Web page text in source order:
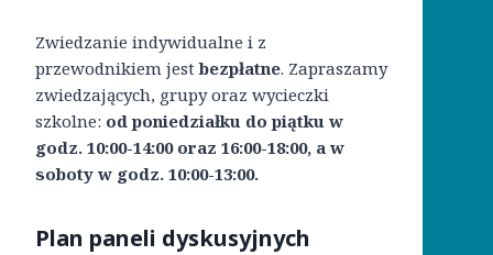
Zwiedzanie indywidualne i z
przewodnikiem jestbezpłatne. Zapraszamy
zwiedzających, grupy oraz wycieczki
szkolne: od poniedziałku do piątku w
godz. 10:00-14:00 oraz 16:00-18:00, a w
soboty w godz. 10:00-13:00.
Plan paneli dyskusyjnych